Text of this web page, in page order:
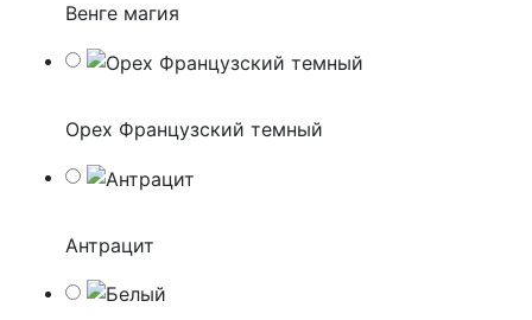
Венге магия
Орех Французский темный
Антрацит